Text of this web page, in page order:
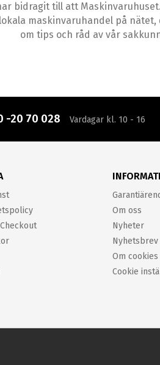
bidragit till att
lokala maskinvaruhandel på
om tips och råd av vår
-20 70 028 Vardagar kl. 10 - 16
Om oss
Nyheter
Nyhetsbrev
Om cookies
Cookie